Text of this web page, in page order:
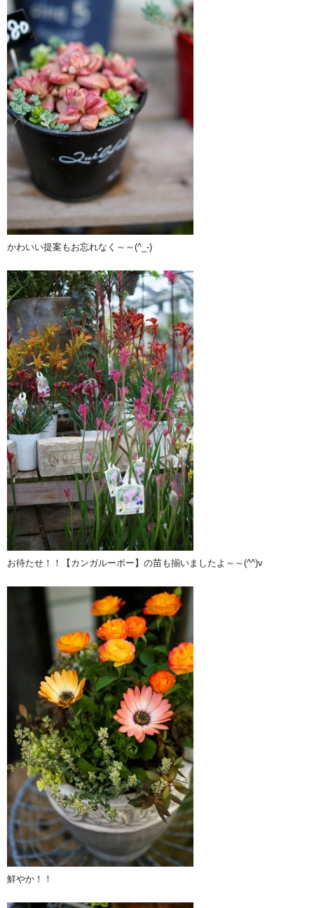
かわいい提案もお忘れなく～～(^_-)
お待たせ！！【カンガルーポー】の苗も揃いましたよ～～(^^)v
鮮やか！！